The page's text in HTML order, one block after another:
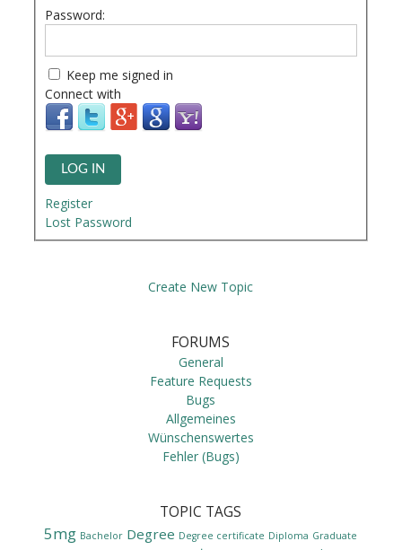
Password:
Keep me signed in
Connect with
LOG IN
Register
Lost Password
Create New Topic
FORUMS
General
Feature Requests
Bugs
Allgemeines
Wünschenswertes
Fehler (Bugs)
TOPIC TAGS
5mg Bachelor Degree Degree certificate Diploma Graduate